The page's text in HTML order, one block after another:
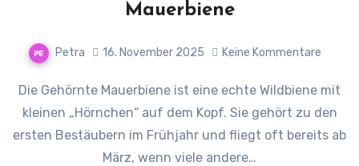
Mauerbiene
Petra 16. November 2025 Keine Kommentare
Die Gehörnte Mauerbiene ist eine echte Wildbiene mit
kleinen „Hörnchen“ auf dem Kopf. Sie gehört zu den
ersten Bestäubern im Frühjahr und fliegt oft bereits ab
März, wenn viele andere…